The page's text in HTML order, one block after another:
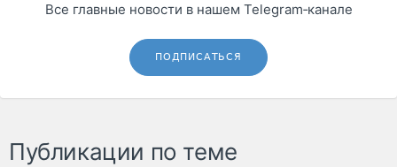
Все главные новости в нашем Telegram‑канале
ПОДПИСАТЬСЯ
Публикации по теме